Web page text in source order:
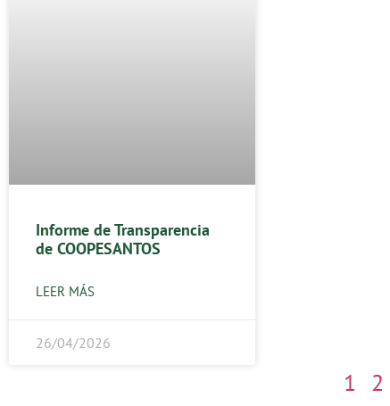
Informe de Transparencia
de COOPESANTOS
LEER MÁS
26/04/2026
1 2